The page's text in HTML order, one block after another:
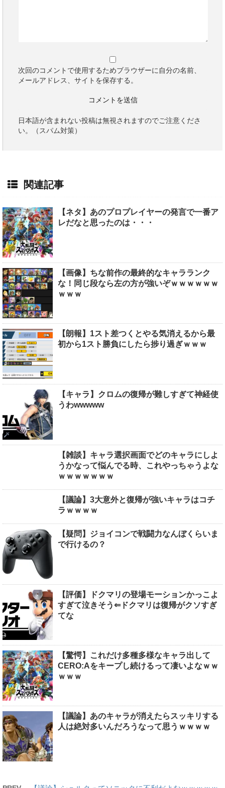
次回のコメントで使用するためブラウザーに自分の名前、
メールアドレス、サイトを保存する。
日本語が含まれない投稿は無視されますのでご注意くださ
い。（スパム対策）
関連記事
【ネタ】あのプロプレイヤーの発言で一番ア
レだなと思ったのは・・・
【画像】ちな前作の最終的なキャラランク
な！同じ段なら左の方が強いぞｗｗｗｗｗｗ
ｗｗｗ
【朗報】1スト差つくとやる気消えるから最
初から1スト勝負にしたら捗り過ぎｗｗｗ
【キャラ】クロムの復帰が難しすぎて神経使
うわwwwww
【雑談】キャラ選択画面でどのキャラにしよ
うかなって悩んでる時、これやっちゃうよな
ｗｗｗｗｗｗｗ
【議論】3大意外と復帰が強いキャラはコチ
ラｗｗｗｗ
【疑問】ジョイコンで戦闘力なんぼくらいま
で行けるの？
【評価】ドクマリの登場モーションかっこよ
すぎて泣きそう⇐ドクマリは復帰がクソすぎ
てな
【驚愕】これだけ多種多様なキャラ出して
CERO:Aをキープし続けるって凄いよなｗｗ
ｗｗｗ
【議論】あのキャラが消えたらスッキリする
人は絶対多いんだろうなって思うｗｗｗｗ